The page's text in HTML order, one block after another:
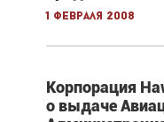
1 февраля 2008
Корпорация
о выдаче